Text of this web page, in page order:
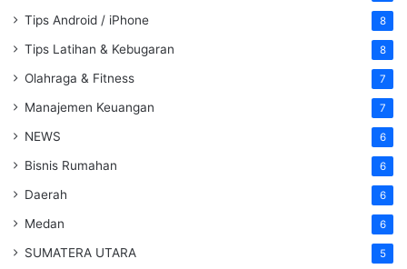
Tips Android / iPhone 8
Tips Latihan & Kebugaran 8
Olahraga & Fitness 7
Manajemen Keuangan 7
NEWS 6
Bisnis Rumahan 6
Daerah 6
Medan 6
SUMATERA UTARA 5